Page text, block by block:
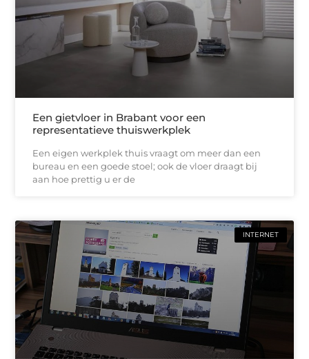
Een gietvloer in Brabant voor een
representatieve thuiswerkplek
Een eigen werkplek thuis vraagt om meer dan een
bureau en een goede stoel; ook de vloer draagt bij
aan hoe prettig u er de
INTERNET